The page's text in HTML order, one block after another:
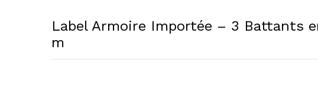
Label Armoire Importée – 3 Battants
m